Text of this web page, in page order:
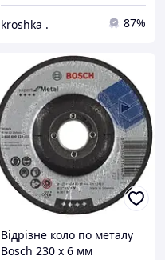
kroshka . 87%
Відрізне коло по металу
Bosch 230 x 6 мм